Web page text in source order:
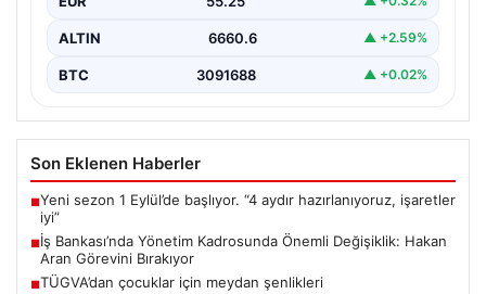
ALTIN 6660.6 ▲ +2.59%
BTC 3091688 ▲ +0.02%
Son Eklenen Haberler
■Yeni sezon 1 Eylül’de başlıyor. “4 aydır hazırlanıyoruz, işaretler
iyi”
■İş Bankası’nda Yönetim Kadrosunda Önemli Değişiklik: Hakan
Aran Görevini Bırakıyor
■TÜGVA’dan çocuklar için meydan şenlikleri